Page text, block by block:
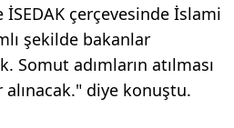
İSEDAK çerçevesinde İslami
şekilde bakanlar
Somut adımların atılması
alınacak." diye konuştu.